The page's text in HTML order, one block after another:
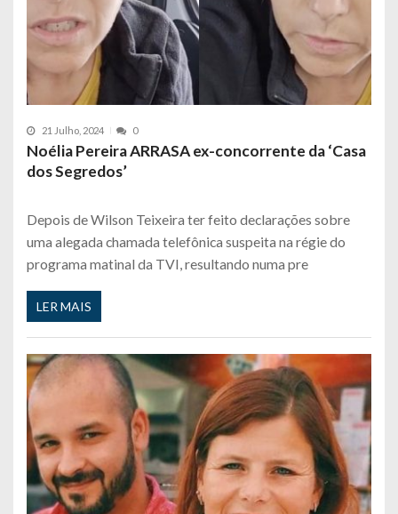
21 Julho, 2024 0
Noélia Pereira ARRASA ex-concorrente da ‘Casa
dos Segredos’
Depois de Wilson Teixeira ter feito declarações sobre
uma alegada chamada telefônica suspeita na régie do
programa matinal da TVI, resultando numa pre
LER MAIS